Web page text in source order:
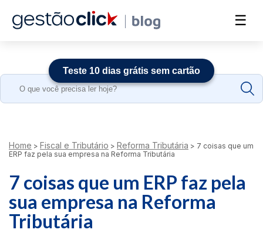
☰
Search
Home > Fiscal e Tributário > Reforma Tributária > 7 coisas que um
ERP faz pela sua empresa na Reforma Tributária
7 coisas que um ERP faz pela
sua empresa na Reforma
Tributária
Teste 10 dias grátis sem cartão